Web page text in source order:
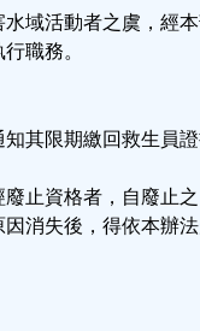
域活動者之虞，經
職務。
其限期繳回救生員
止資格者，自廢止
消失後，得依本辦